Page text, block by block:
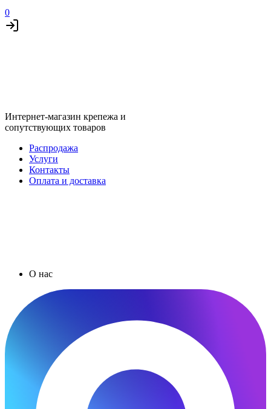
0
Интернет-магазин крепежа и
сопутствующих товаров
Распродажа
Услуги
Контакты
Оплата и доставка
О нас